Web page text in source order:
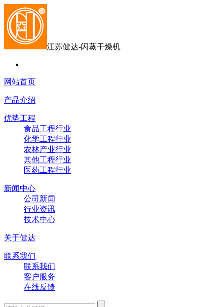
江苏健达-闪蒸干燥机
网站首页
产品介绍
优势工程
食品工程行业
化学工程行业
农林产业行业
其他工程行业
医药工程行业
新闻中心
公司新闻
行业资讯
技术中心
关于健达
联系我们
联系我们
客户服务
在线反馈